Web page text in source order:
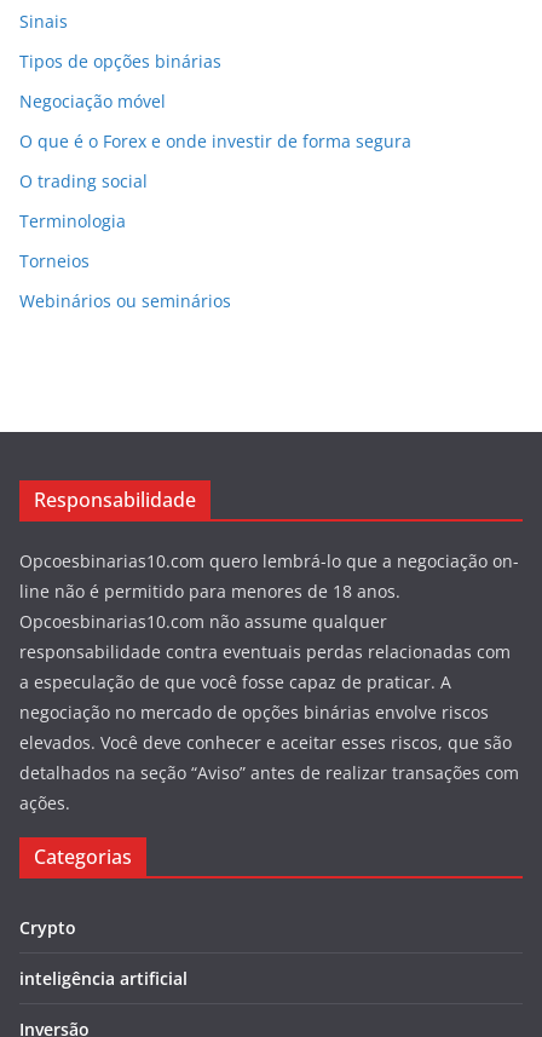
Sinais
Tipos de opções binárias
Negociação móvel
O que é o Forex e onde investir de forma segura
O trading social
Terminologia
Torneios
Webinários ou seminários
Responsabilidade
Opcoesbinarias10.com quero lembrá-lo que a negociação on-
line não é permitido para menores de 18 anos.
Opcoesbinarias10.com não assume qualquer
responsabilidade contra eventuais perdas relacionadas com
a especulação de que você fosse capaz de praticar. A
negociação no mercado de opções binárias envolve riscos
elevados. Você deve conhecer e aceitar esses riscos, que são
detalhados na seção “Aviso” antes de realizar transações com
ações.
Categorias
Crypto
inteligência artificial
Inversão